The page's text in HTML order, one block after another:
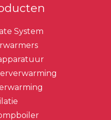
System